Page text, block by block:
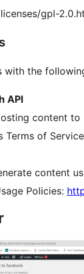
gpl-
with the
API
content to
Terms of
content
Policies: